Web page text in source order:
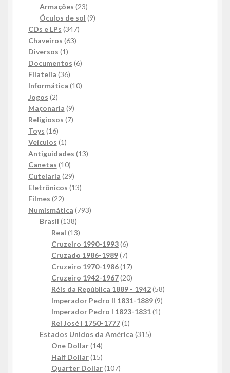
produtos
Armações 2323
produtos
Óculos de sol 99
CDs e LPs 347347
Chaveiros 6363
Diversos 11
produto
Documentos 66
Filatelia 3636
produtos
Informática 1010
Jogos 22
produtos
Maçonaria 99
produtos
Religiosos 77
Toys 1616
produtos
Veículos 11
produto
Antiguidades 1313
Canetas 1010
produtos
Cutelaria 2929
produtos
Eletrônicos 1313
Filmes 2222
produtos
Numismática 793793
Brasil 138138
produtos
Real 1313
produtos
Cruzeiro 1990-1993 66
produtos
Cruzado 1986-1989 77
produtos
Cruzeiro 1970-1986 1717
produtos
Cruzeiro 1942-1967 2020
produtos
Réis da República 1889 - 1942 5858
produtos
Imperador Pedro II 1831-1889 99
produtos
Imperador Pedro I 1823-1831 11
Rei José I 1750-1777 11
produto
Estados Unidos da América 315315
One Dollar 1414
produtos
Half Dollar 1515
produtos
Quarter Dollar 107107